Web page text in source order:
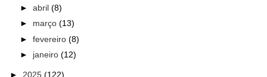
► abril (8)
► março (13)
► fevereiro (8)
► janeiro (12)
► 2025 (122)